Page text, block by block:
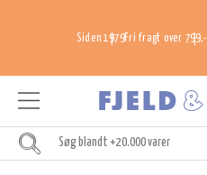
Siden 1979Fri fragt over 799,-